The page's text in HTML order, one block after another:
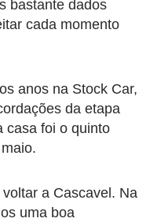
bastante dados
cada momento
anos na Stock Car,
da etapa
casa foi o quinto
a Cascavel. Na
uma boa